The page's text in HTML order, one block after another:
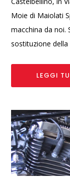
Moie di Maiolati
macchina da noi.
sostituzione
LEGGI